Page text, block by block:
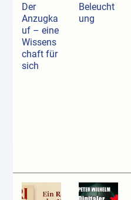
Der
Anzugka
uf ­– eine
Wissens
chaft für
sich
Beleucht
ung